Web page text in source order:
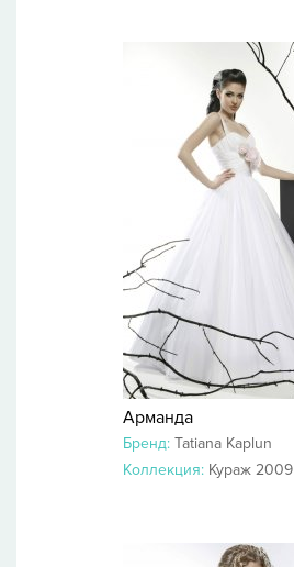
Арманда
Бренд: Tatiana Kaplun
Коллекция: Кураж 2009